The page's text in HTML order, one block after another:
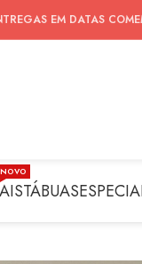
EM DATAS
NOVO
TÁBUAS